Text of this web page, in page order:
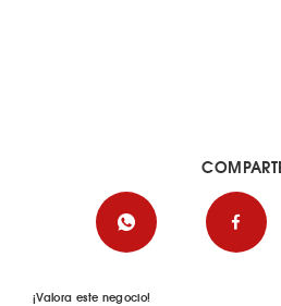
¡Valora este negocio!